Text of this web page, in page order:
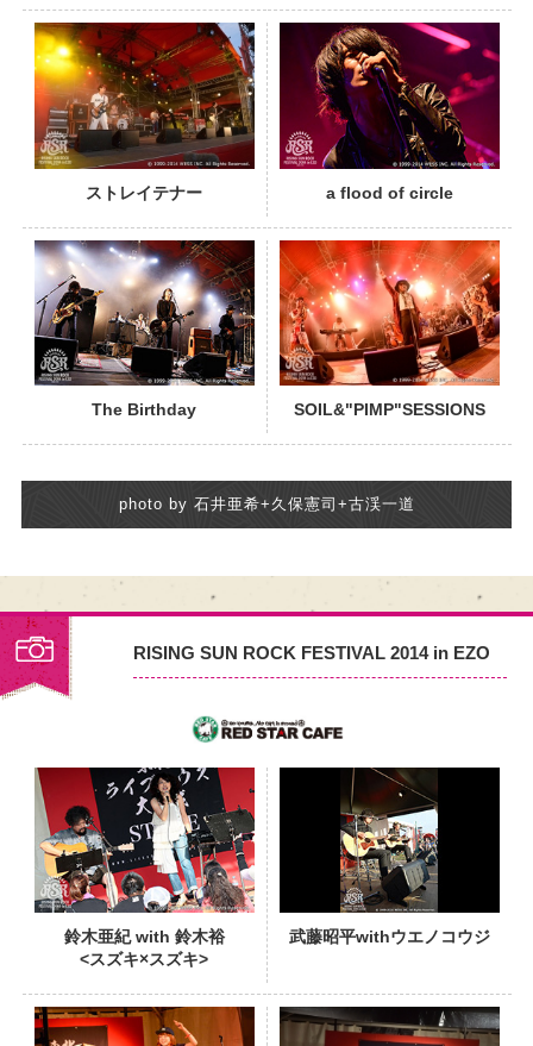
ストレイテナー a flood of circle
PHOTO
The Birthday SOIL&"PIMP"SESSIONS
PHOTO
photo by 石井亜希+久保憲司+古渓一道
RISING SUN ROCK FESTIVAL 2014 in EZO
鈴木亜紀 with 鈴木裕
<スズキ×スズキ>
武藤昭平withウエノコウジ
PHOTO
PHOTO